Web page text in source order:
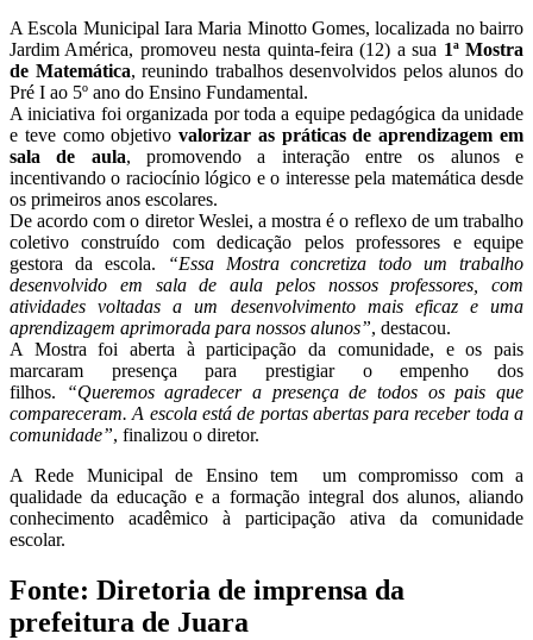
A Escola Municipal Iara Maria Minotto Gomes, localizada no bairro
Jardim América, promoveu nesta quinta-feira (12) a sua 1ª Mostra
de Matemática, reunindo trabalhos desenvolvidos pelos alunos do
Pré I ao 5º ano do Ensino Fundamental.
A iniciativa foi organizada por toda a equipe pedagógica da unidade
e teve como objetivovalorizar as práticas de aprendizagem em
sala de aula, promovendo a interação entre os alunos e
incentivando o raciocínio lógico e o interesse pela matemática desde
os primeiros anos escolares.
De acordo com o diretor Weslei, a mostra é o reflexo de um trabalho
coletivo construído com dedicação pelos professores e equipe
gestora da escola.
“Essa Mostra concretiza todo um trabalho
desenvolvido em sala de aula pelos nossos professores, com
atividades voltadas a um desenvolvimento mais eficaz e uma
aprendizagem aprimorada para nossos alunos”, destacou.
A Mostra foi aberta à participação da comunidade, e os pais
marcaram presença para prestigiar o empenho dos
filhos.
“Queremos agradecer a presença de todos os pais que
compareceram. A escola está de portas abertas para receber toda a
comunidade”, finalizou o diretor.
A Rede Municipal de Ensino tem um compromisso com a
qualidade da educação e a formação integral dos alunos, aliando
conhecimento acadêmico à participação ativa da comunidade
escolar.
Fonte: Diretoria de imprensa da
prefeitura de Juara